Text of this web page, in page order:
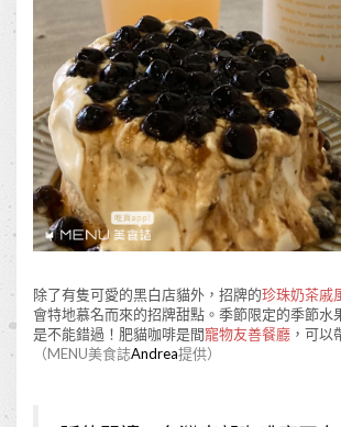
除了有隻可愛的黑白店貓外，招牌的珍珠奶茶戚
會特地慕名而來的招牌甜點。季節限定的季節水
是不能錯過！肥貓咖啡是間寵物友善餐廳 ，可以
（MENU美食誌Andrea提供）